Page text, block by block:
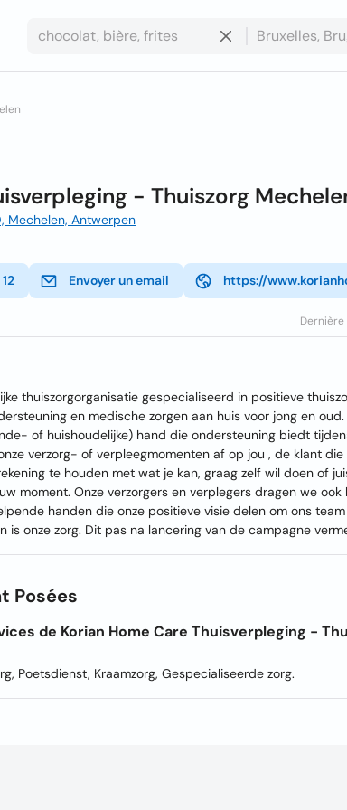
- Thuiszorg
Mechelen, Antwerpen
Envoyer un email https://
Dernière
thuiszorgorganisatie gespecialiseerd in positieve
en medische zorgen aan huis voor jong en
of huishoudelijke) hand die ondersteuning biedt
verzorg- of verpleegmomenten af op jou , de klant die
te houden met wat je kan, graag zelf wil doen of
moment. Onze verzorgers en verplegers dragen we ook
handen die onze positieve visie delen om ons
is onze zorg. Dit pas na lancering van de campagne
Posées
de Korian Home Care Thuisverpleging -
Poetsdienst, Kraamzorg, Gespecialiseerde zorg.